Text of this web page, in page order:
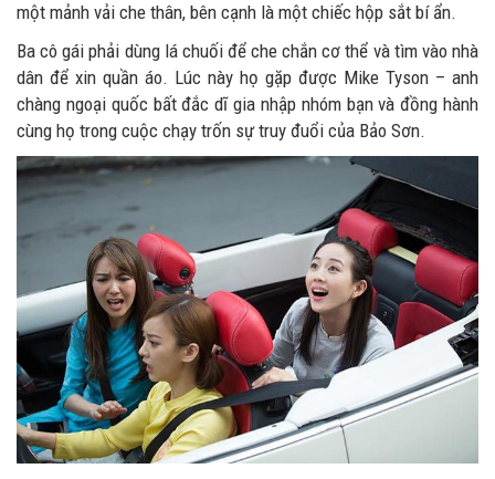
một mảnh vải che thân, bên cạnh là một chiếc hộp sắt bí ẩn.
Ba cô gái phải dùng lá chuối để che chắn cơ thể và tìm vào nhà
dân để xin quần áo. Lúc này họ gặp được Mike Tyson – anh
chàng ngoại quốc bất đắc dĩ gia nhập nhóm bạn và đồng hành
cùng họ trong cuộc chạy trốn sự truy đuổi của Bảo Sơn.